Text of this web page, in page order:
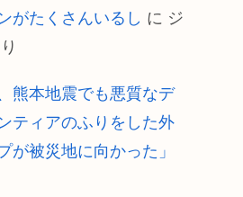
がたくさんいるし に ジ
熊本地震でも悪質なデ
ティアのふりをした外
が被災地に向かった」